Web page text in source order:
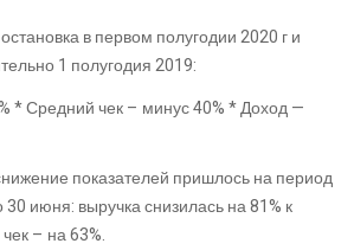
в первом полугодии 2020 г и
1 полугодия 2019:
* Средний чек – минус 40% * Доход —
показателей пришлось на период
июня: выручка снизилась на 81% к
– на 63%.